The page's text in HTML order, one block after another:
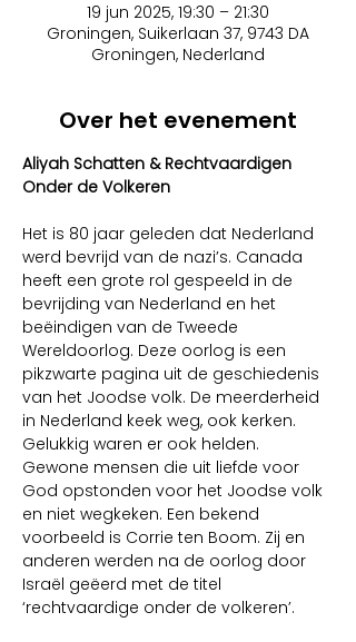
19 jun 2025, 19:30 – 21:30
Groningen, Suikerlaan 37, 9743 DA
Groningen, Nederland
Over het evenement
Aliyah Schatten & Rechtvaardigen
Onder de Volkeren
Het is 80 jaar geleden dat Nederland
werd bevrijd van de nazi’s. Canada
heeft een grote rol gespeeld in de
bevrijding van Nederland en het
beëindigen van de Tweede
Wereldoorlog. Deze oorlog is een
pikzwarte pagina uit de geschiedenis
van het Joodse volk. De meerderheid
in Nederland keek weg, ook kerken.
Gelukkig waren er ook helden.
Gewone mensen die uit liefde voor
God opstonden voor het Joodse volk
en niet wegkeken. Een bekend
voorbeeld is Corrie ten Boom. Zij en
anderen werden na de oorlog door
Israël geëerd met de titel
‘rechtvaardige onder de volkeren’.